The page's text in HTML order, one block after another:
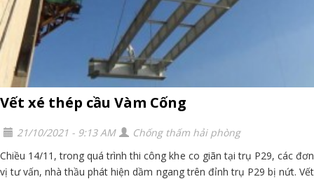
Vết xé thép cầu Vàm Cống
21/10/2021 - 9:13 AM
Chống thấm hải phòng
Chiều 14/11, trong quá trình thi công khe co giãn tại trụ P29, các đơn
vị tư vấn, nhà thầu phát hiện dầm ngang trên đỉnh trụ P29 bị nứt. Vết